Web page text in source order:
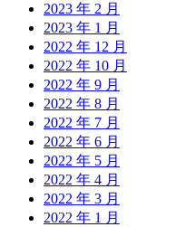
2023 年 2 月
2023 年 1 月
2022 年 12 月
2022 年 10 月
2022 年 9 月
2022 年 8 月
2022 年 7 月
2022 年 6 月
2022 年 5 月
2022 年 4 月
2022 年 3 月
2022 年 1 月